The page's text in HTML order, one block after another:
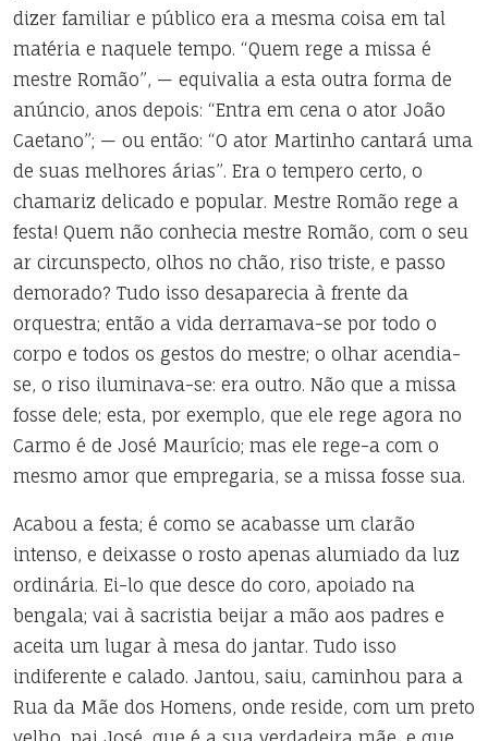
dizer familiar e público era a mesma coisa em tal
matéria e naquele tempo. “Quem rege a missa é
mestre Romão”, — equivalia a esta outra forma de
anúncio, anos depois: “Entra em cena o ator João
Caetano”; — ou então: “O ator Martinho cantará uma
de suas melhores árias”. Era o tempero certo, o
chamariz delicado e popular. Mestre Romão rege a
festa! Quem não conhecia mestre Romão, com o seu
ar circunspecto, olhos no chão, riso triste, e passo
demorado? Tudo isso desaparecia à frente da
orquestra; então a vida derramava-se por todo o
corpo e todos os gestos do mestre; o olhar acendia-
se, o riso iluminava-se: era outro. Não que a missa
fosse dele; esta, por exemplo, que ele rege agora no
Carmo é de José Maurício; mas ele rege-a com o
mesmo amor que empregaria, se a missa fosse sua.
Acabou a festa; é como se acabasse um clarão
intenso, e deixasse o rosto apenas alumiado da luz
ordinária. Ei-lo que desce do coro, apoiado na
bengala; vai à sacristia beijar a mão aos padres e
aceita um lugar à mesa do jantar. Tudo isso
indiferente e calado. Jantou, saiu, caminhou para a
Rua da Mãe dos Homens, onde reside, com um preto